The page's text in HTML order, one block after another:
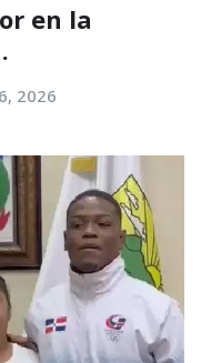
en la
2026